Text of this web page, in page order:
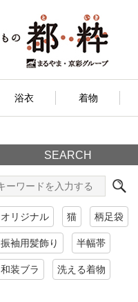
浴衣 着物
SEARCH
オリジナル 猫 柄足袋
振袖用髪飾り 半幅帯
和装ブラ 洗える着物